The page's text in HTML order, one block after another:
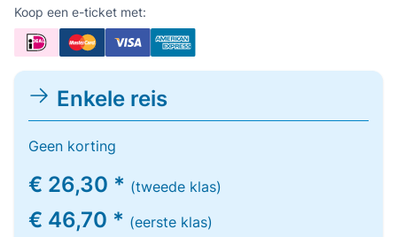
Koop een e-ticket met:
Enkele reis
Geen korting
€ 26,30 * (tweede klas)
€ 46,70 * (eerste klas)